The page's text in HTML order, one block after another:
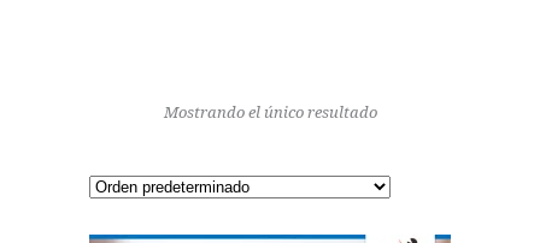
Mostrando el único resultado